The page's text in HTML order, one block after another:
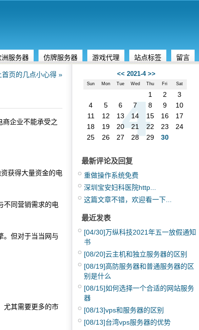
洲服务器 仿牌服务器 游戏代理 站点标签 留言
页的几点小心得 »
企业不能承受之
获得大量资金的电
不同营销需求的电
。但对于当当网与
尤其需要更多的市
<< 2021-4 >>
Sun Mon Tue Wed Thu Fri Sat
1 2
3
4
5 6 7 8 9
10
11
12 13 14 15 16
17
18
19 20 21 22 23
24
25
26 27 28 29 30
最新评论及回复
重做操作系统免费
深圳宝安妇科医院http...
这篇文章不错，欢迎看一下...
最近发表
[04/30]万纵科技2021年五一放假通知
书
[08/20]云主机和独立服务器的区别
[08/19]高防服务器和普通服务器的区
别是什么
[08/15]如何选择一个合适的网站服务
器
[08/13]vps和服务器的区别
[08/13]台湾vps服务器的优势